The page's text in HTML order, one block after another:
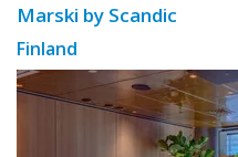
Marski by Scandic
Finland